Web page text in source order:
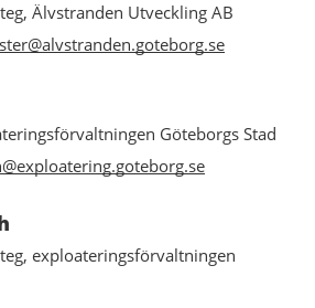
Älvstranden Utveckling AB
Göteborgs Stad
exploateringsförvaltningen